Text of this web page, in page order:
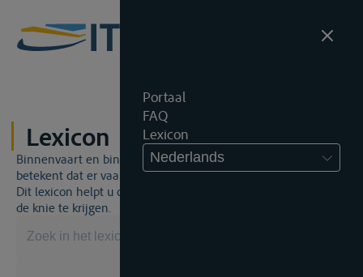
Portaal
FAQ
Lexicon
Nederlands
Lexicon
Binnenvaart en binnenvaartrecht is een unieke wereld. Dat
betekent dat er vaak een specifiek vakjargon gebruikt wordt.
Dit lexicon helpt u om een aantal broodnodige termen onder
de knie te krijgen.